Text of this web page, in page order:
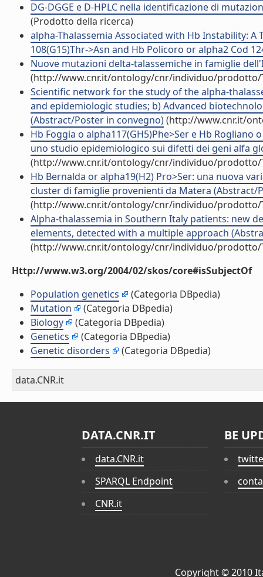
DG-DGGE e D-HPLC nella identificazione di
(Prodotto della ricerca)
alpha-Thalassemia Associated with Hb Instability: A
108(G15)Thr->Asn and Hb Policoro or alpha2 Cod
Nuove mutazioni delta-talassemiche in famiglie
(http://www.cnr.it/ontology/cnr/individuo/prodotto/
Scientific network for the study of the alpha-
and epidemiologic studies; b) Advanced
(Abstract/Poster in convegno)(http://www.cnr.it/
Hb Foggia o alpha117(GH5)Phe>Ser e Hb
uno studio epidemiologico sui difetti dei geni alfa
(http://www.cnr.it/ontology/cnr/individuo/prodotto/
Hb Bernalda or alpha19(H2) Pro>Ser: una nuova
cluster di famiglie provenienti da Matera (Abstract/
(http://www.cnr.it/ontology/cnr/individuo/prodotto/
Alpha-thalassemia in Southern Italy patients: new
elements, detected with a multiple approach
(http://www.cnr.it/ontology/cnr/individuo/prodotto/
Http://www.w3.org/2004/02/skos/core#isSubjectOf
Population genetics
(Categoria DBpedia)
Mutation
(Categoria DBpedia)
Biology
(Categoria DBpedia)
Genetics
(Categoria DBpedia)
Genetic disorders
(Categoria DBpedia)
data.CNR.it
DATA.CNR.IT
data.CNR.it
SPARQL Endpoint
CNR.it
BE
Copyright © 2010